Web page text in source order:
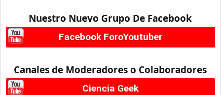
Nuestro Nuevo Grupo De Facebook
Facebook ForoYoutuber
Canales de Moderadores o Colaboradores
Ciencia Geek